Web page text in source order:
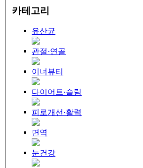
카테고리
유산균
관절·연골
이너뷰티
다이어트·슬림
피로개선·활력
면역
눈건강